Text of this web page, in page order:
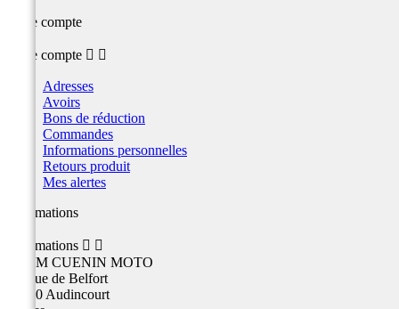
Votre compte
Votre compte  
Adresses
Avoirs
Bons de réduction
Commandes
Informations personnelles
Retours produit
Mes alertes
Informations
Informations  
TEAM CUENIN MOTO
26 Rue de Belfort
25400 Audincourt